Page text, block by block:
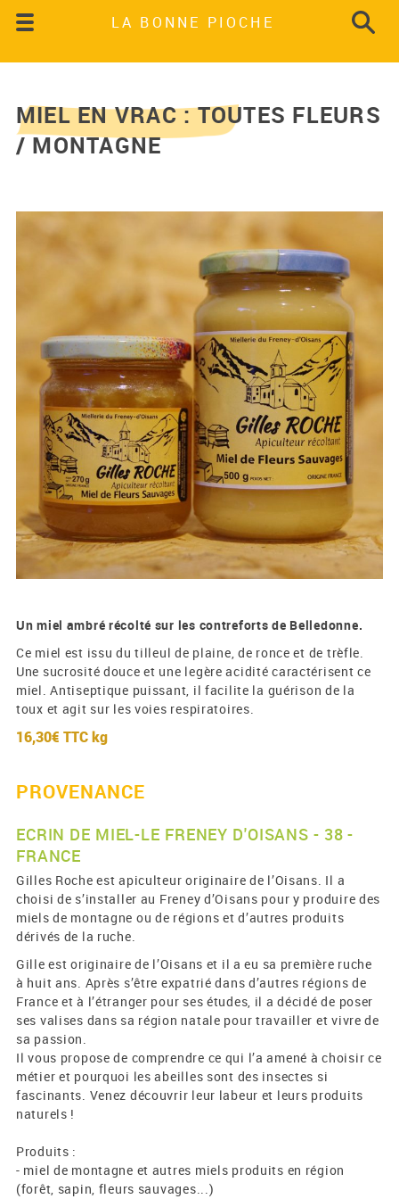
LA BONNE PIOCHE
MIEL EN VRAC : TOUTES FLEURS
/ MONTAGNE
Un miel ambré récolté sur les contreforts de Belledonne.
Ce miel est issu du tilleul de plaine, de ronce et de trèfle.
Une sucrosité douce et une legère acidité caractérisent ce
miel. Antiseptique puissant, il facilite la guérison de la
toux et agit sur les voies respiratoires.
16,30€ TTCkg
PROVENANCE
ECRIN DE MIEL-LE FRENEY D'OISANS - 38 -
FRANCE
Gilles Roche est apiculteur originaire de l’Oisans. Il a
choisi de s’installer au Freney d’Oisans pour y produire des
miels de montagne ou de régions et d’autres produits
dérivés de la ruche.
Gille est originaire de l’Oisans et il a eu sa première ruche
à huit ans. Après s’être expatrié dans d’autres régions de
France et à l’étranger pour ses études, il a décidé de poser
ses valises dans sa région natale pour travailler et vivre de
sa passion.
Il vous propose de comprendre ce qui l’a amené à choisir ce
métier et pourquoi les abeilles sont des insectes si
fascinants. Venez découvrir leur labeur et leurs produits
naturels !
Produits :
- miel de montagne et autres miels produits en région
(forêt, sapin, fleurs sauvages...)